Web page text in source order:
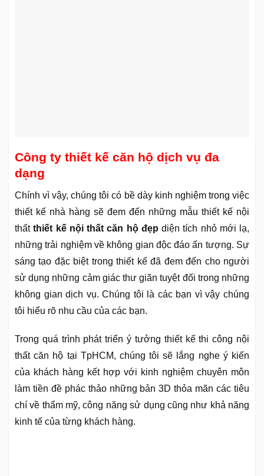
Công ty thiết kế căn hộ dịch vụ đa
dạng
Chính vì vậy, chúng tôi có bề dày kinh nghiệm trong việc
thiết kế nhà hàng sẽ đem đến những mẫu thiết kế nội
thấtthiết kế nội thất căn hộ đẹp diện tích nhỏ mới lạ,
những trải nghiệm về không gian độc đáo ấn tượng. Sự
sáng tạo đặc biệt trong thiết kế đã đem đến cho người
sử dụng những cảm giác thư giãn tuyệt đối trong những
không gian dịch vụ. Chúng tôi là các bạn vì vậy chúng
tôi hiểu rõ nhu cầu của các bạn.
Trong quá trình phát triển ý tưởng thiết kế thi công nội
thất căn hộ tại TpHCM, chúng tôi sẽ lắng nghe ý kiến
của khách hàng kết hợp với kinh nghiệm chuyên môn
làm tiền đề phác thảo những bản 3D thỏa mãn các tiêu
chí về thẩm mỹ, công năng sử dụng cũng như khả năng
kinh tế của từng khách hàng.